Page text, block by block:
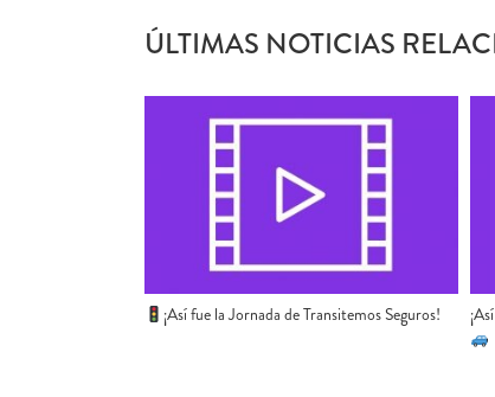
ÚLTIMAS NOTICIAS
¡Así fue la Jornada de Transitemos Seguros!